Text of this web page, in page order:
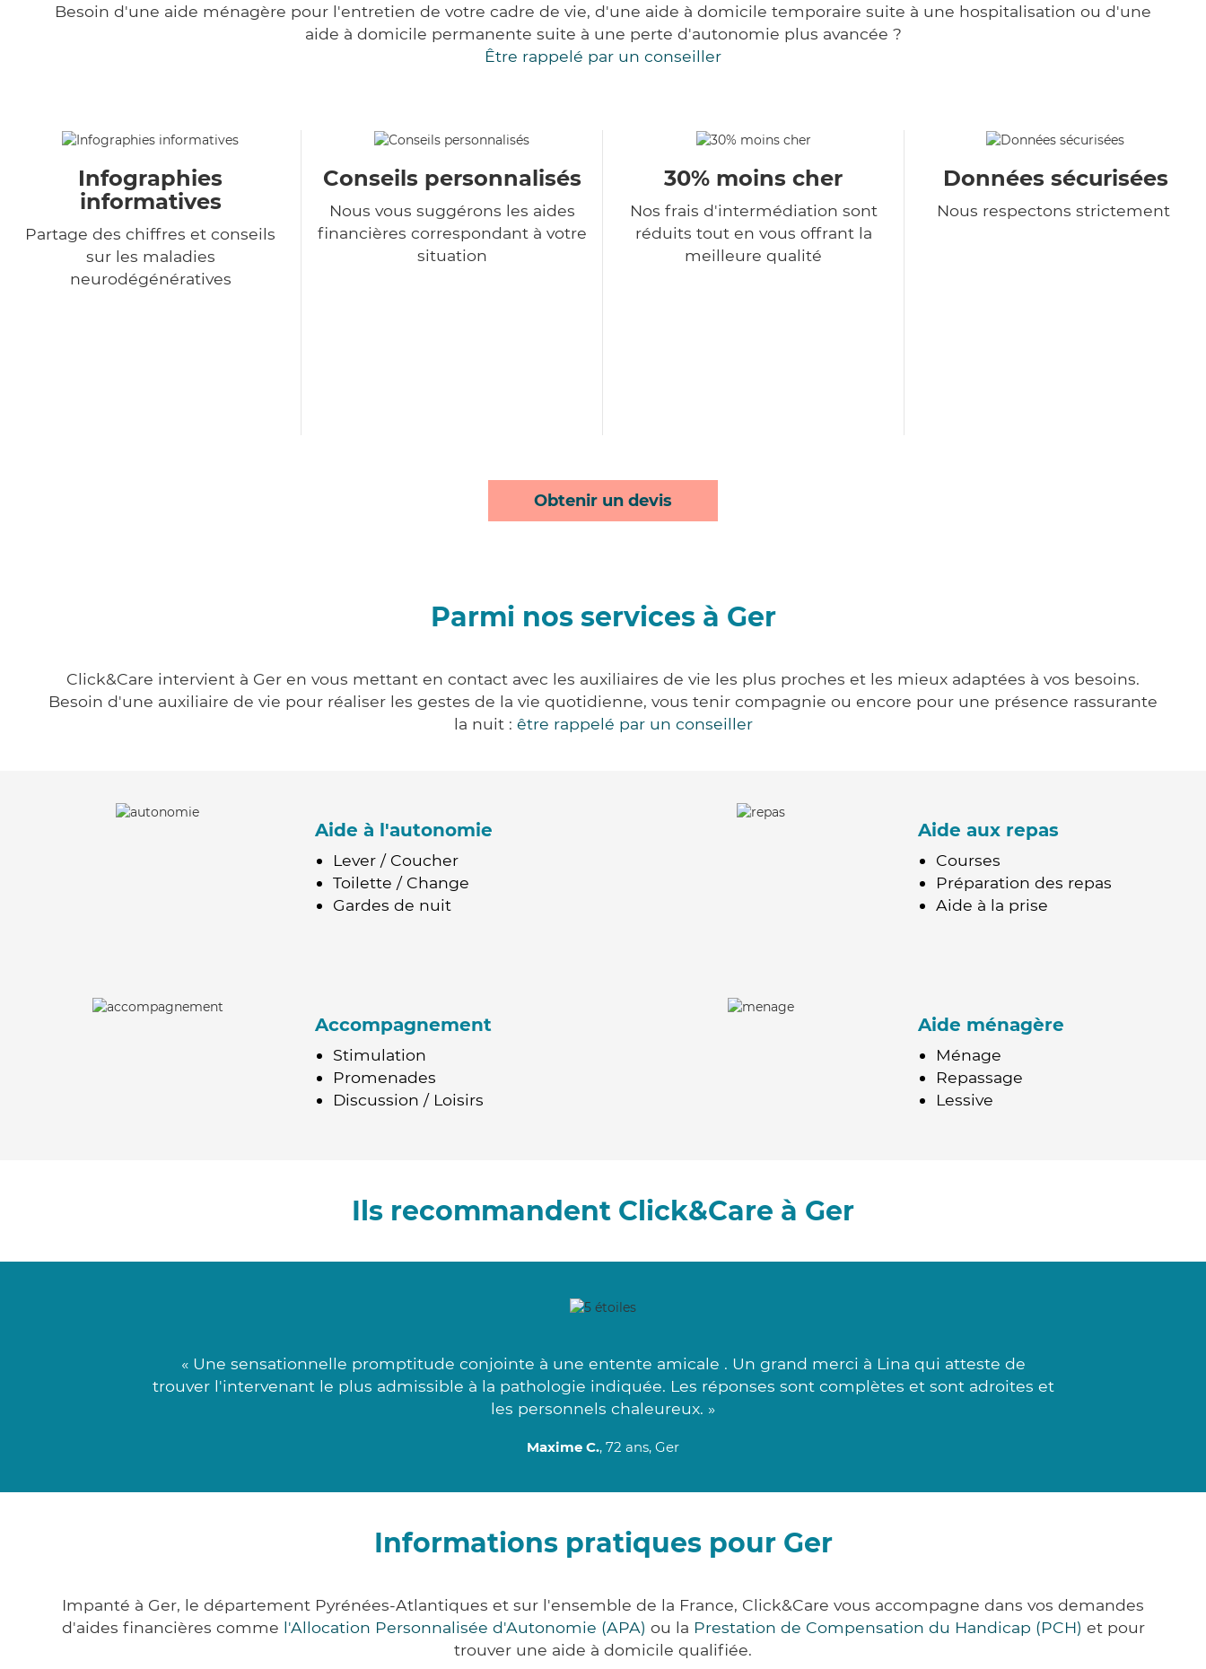
Besoin d'une aide ménagère pour l'entretien de votre cadre de vie, d'une aide à domicile temporaire suite à une hospitalisation ou d'une
aide à domicile permanente suite à une perte d'autonomie plus avancée ?
Être rappelé par un conseiller
Infographies
informatives
Partage des chiffres et conseils
sur les maladies
neurodégénératives
Conseils personnalisés
Nous vous suggérons les aides
financières correspondant à votre
situation
30% moins cher
Nos frais d'intermédiation sont
réduits tout en vous offrant la
meilleure qualité
Données sécurisées
Nous respectons strictement
Obtenir un devis
Parmi nos services à Ger
Click&Care intervient à Ger en vous mettant en contact avec les auxiliaires de vie les plus proches et les mieux adaptées à vos besoins.
Besoin d'une auxiliaire de vie pour réaliser les gestes de la vie quotidienne, vous tenir compagnie ou encore pour une présence rassurante
la nuit : être rappelé par un conseiller
Aide à l'autonomie
Lever / Coucher
Toilette / Change
Gardes de nuit
Aide aux repas
Courses
Préparation des repas
Aide à la prise
Accompagnement
Stimulation
Promenades
Discussion / Loisirs
Aide ménagère
Ménage
Repassage
Lessive
Ils recommandent Click&Care à Ger
« Une sensationnelle promptitude conjointe à une entente amicale . Un grand merci à Lina qui atteste de
trouver l'intervenant le plus admissible à la pathologie indiquée. Les réponses sont complètes et sont adroites et
les personnels chaleureux. »
Maxime C., 72 ans, Ger
Informations pratiques pour Ger
Impanté à Ger, le département Pyrénées-Atlantiques et sur l'ensemble de la France, Click&Care vous accompagne dans vos demandes
d'aides financières comme l'Allocation Personnalisée d'Autonomie (APA) ou la Prestation de Compensation du Handicap (PCH) et pour
trouver une aide à domicile qualifiée.